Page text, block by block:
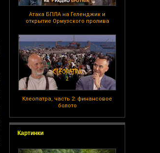
Атака БПЛА на Геленджик и
открытие Ормузского пролива
Клеопатра, часть 2: финансовое
болото
Картинки